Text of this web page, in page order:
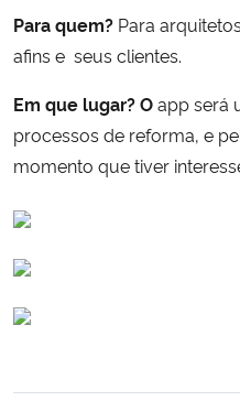
Gabinete de Segurança Institucional
Advocacia-Geral da União
Banco Central do Brasil
Planalto
Para quem? Para
afins e seus clientes.
Em que lugar? Oapp será
processos de reforma, e
momento que tiver